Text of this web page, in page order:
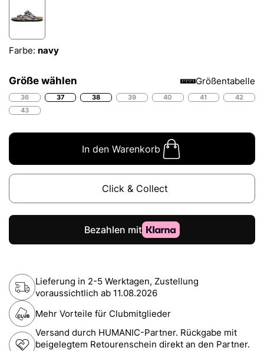
Farbe: navy
Größe wählen Größentabelle
36 37 38 39 40 41
42
43
In den Warenkorb
Click & Collect
Lieferung in 2-5 Werktagen, Zustellung
voraussichtlich ab 11.08.2026
Mehr Vorteile für Clubmitglieder
Versand durch HUMANIC-Partner. Rückgabe mit
beigelegtem Retourenschein direkt an den Partner.